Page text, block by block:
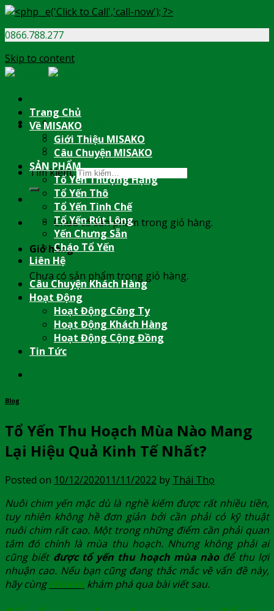
0866.788.277
Skip to content
info@misako.vn
08:00 - 17:00
0866.788.277
Tìm kiếm:
Chưa có sản phẩm trong giỏ hàng.
Giỏ hàng
Chưa có sản phẩm trong giỏ hàng.
Trang Chủ
Về MISAKO
Giới Thiệu MISAKO
Câu Chuyện MISAKO
SẢN PHẨM
Tổ Yến Thượng Hạng
Tổ Yến Thô
Tổ Yến Tinh Chế
Tổ Yến Rút Lông
Yến Chưng Sẵn
Cháo Tổ Yến
Liên Hệ
Câu Chuyện Khách Hàng
Hoạt Động
Hoạt Động Công Ty
Hoạt Động Khách Hàng
Hoạt Động Cộng Đồng
Tin Tức
Blog
Tổ Yến Thu Hoạch Mùa Nào Mang
Lại Hiệu Quả Kinh Tế Nhất?
Posted on 10/12/202011/11/2022 by Thái Thọ
Nuôi chim yến mặc dù là nghề kiếm được rất nhiều tiền,
tuy nhiên không hề đơn giản bởi cần phải có kỹ thuật
nuôi chim rất cao. Một trong những điểm cần phải quan
tâm đó chính là mùa thu hoạch. Nhưng không phải ai
cũng biết được tổ yến thu hoạch mùa nàođể thu lợi
nhuận cao. Nếu bạn cũng đang thắc mắc về vấn đề này,
hãy cùngMisako khám phá qua bài viết sau.